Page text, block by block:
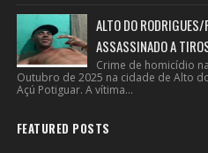
ALTO DO
ASSASSINADO A
Crime de homicídio
Outubro de 2025 na cidade de Alto
Açú Potiguar. A vítima...
FEATURED POSTS